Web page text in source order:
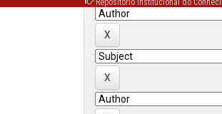
Repositório Institucional do